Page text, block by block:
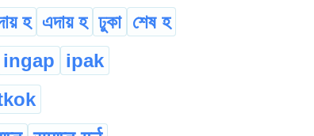
হ এদায় হ ঢুকা শেষ হ
ingap ipak